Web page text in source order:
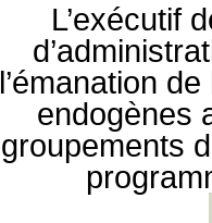
L’exécutif
l’émanation
endogènes
groupements